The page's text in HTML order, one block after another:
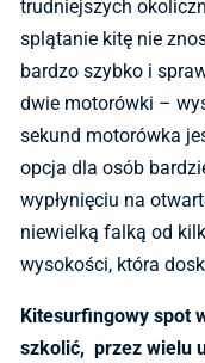
trudniejszych
splątanie kitę nie
bardzo szybko i
dwie motorówki –
sekund motorówka
opcja dla osób
wypłynięciu na
niewielką falką od
wysokości, która
Kitesurfingowy spot
szkolić, przez wielu